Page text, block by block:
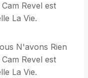
Revel est
La Vie.
N'avons Rien
Revel est
La Vie.